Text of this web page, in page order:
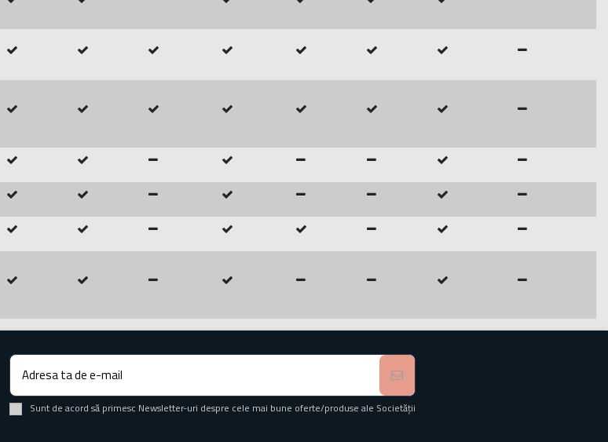
Sunt de acord să primesc Newsletter-uri despre cele mai bune oferte/produse ale Societății